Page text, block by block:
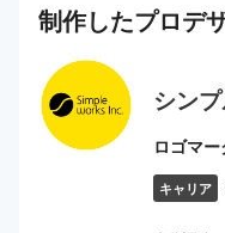
制作したプロデ
シン
ロゴマ
キャリア